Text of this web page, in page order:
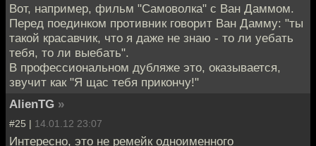
Вот, например, фильм "Самоволка" с Ван Даммом.
Перед поединком противник говорит Ван Дамму: "ты
такой красавчик, что я даже не знаю - то ли уебать
тебя, то ли выебать".
В профессиональном дубляже это, оказывается,
звучит как "Я щас тебя прикончу!"
AlienTG »
#25 | 14.01.12 23:07
Интересно, это не ремейк одноименного